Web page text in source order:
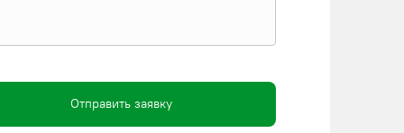
Отправить заявку